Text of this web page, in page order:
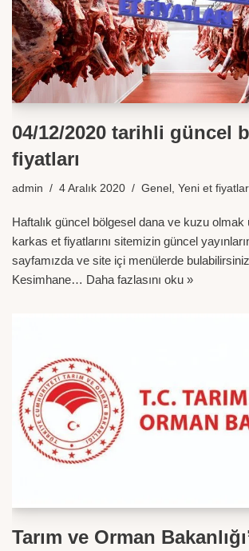
04/12/2020 tarihli güncel
fiyatları
admin 4 Aralık 2020 Genel , Yeni et
Haftalık güncel bölgesel dana ve kuzu olmak
karkas et fiyatlarını sitemizin güncel
sayfamızda ve site içi menülerde
Kesimhane… Daha fazlasını oku »
Tarım ve Orman